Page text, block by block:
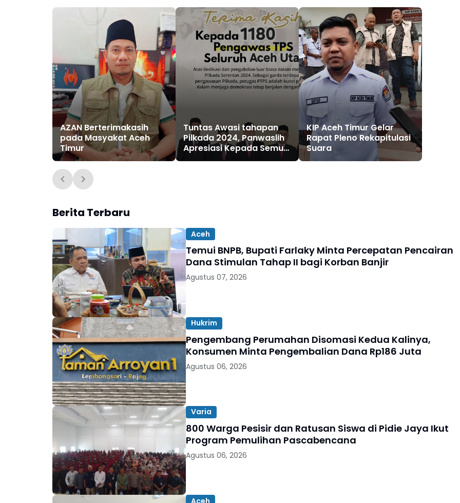
AZAN Berterimakasih
pada Masyakat Aceh
Timur
Tuntas Awasi tahapan
Pilkada 2024, Panwaslih
Apresiasi Kepada Semua
Pihak di Aceh Utara
KIP Aceh Timur Gelar
Rapat Pleno Rekapitulasi
Suara
Berita Terbaru
Aceh
Temui BNPB, Bupati Farlaky Minta Percepatan Pencairan
Dana Stimulan Tahap II bagi Korban Banjir
Agustus 07, 2026
Hukrim
Pengembang Perumahan Disomasi Kedua Kalinya,
Konsumen Minta Pengembalian Dana Rp186 Juta
Agustus 06, 2026
Varia
800 Warga Pesisir dan Ratusan Siswa di Pidie Jaya Ikut
Program Pemulihan Pascabencana
Agustus 06, 2026
Aceh